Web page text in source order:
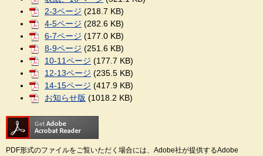
2-3ページ (218.7 KB)
4-5ページ (282.6 KB)
6-7ページ (177.0 KB)
8-9ページ (251.6 KB)
10-11ページ (177.7 KB)
12-13ページ (235.5 KB)
14-15ページ (417.9 KB)
お知らせ版 (1018.2 KB)
PDF形式のファイルをご覧いただく場合には、Adobe社が提供するAdobe